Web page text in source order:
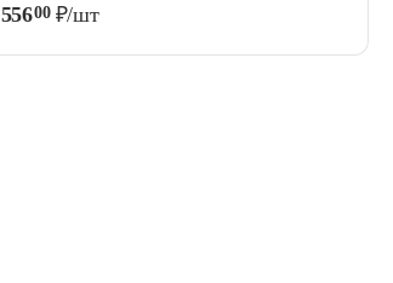
55600 ₽/шт